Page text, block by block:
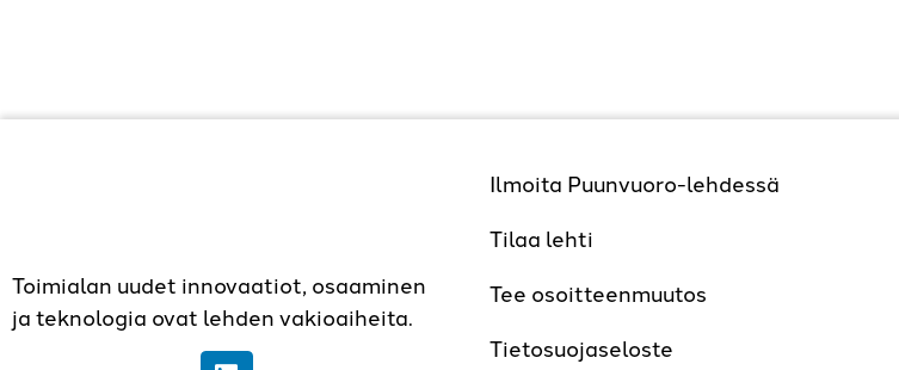
Toimialan uudet innovaatiot, osaaminen
ja teknologia ovat lehden vakioaiheita.
Ilmoita Puunvuoro-lehdessä
Tilaa lehti
Tee osoitteenmuutos
Tietosuojaseloste